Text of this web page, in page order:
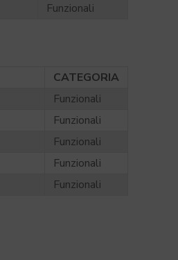
Funzionali
CATEGORIA
Funzionali
Funzionali
Funzionali
Funzionali
Funzionali